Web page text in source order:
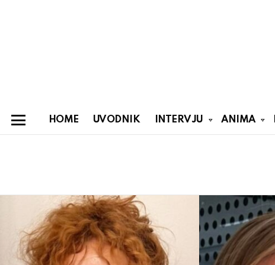
HOME UVODNIK INTERVJU ANIMA
stories